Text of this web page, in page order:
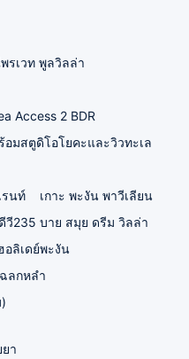
รเวท พูลวิลล่า
Access 2 BDR
มสตูดิโอโยคะและวิวทะเล
รนท์
เกาะ พะงัน พาวีเลียน
วี235 บาย สมุย ดรีม วิลล่า
อลิเดย์พะงัน
ลกหลำ
า